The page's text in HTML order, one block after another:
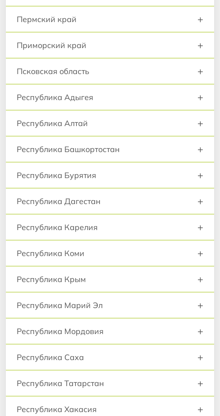
Пермский край +
Приморский край +
Псковская область +
Республика Адыгея +
Республика Алтай +
Республика Башкортостан +
Республика Бурятия +
Республика Дагестан +
Республика Карелия +
Республика Коми +
Республика Крым +
Республика Марий Эл +
Республика Мордовия +
Республика Саха +
Республика Татарстан +
Республика Хакасия +